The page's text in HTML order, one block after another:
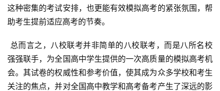
这种密集的考试安排，也更能有效模拟高考的紧张氛围，帮
助考生提前适应高考的节奏。
强强联手，为全国高中学生提供的一次高质量的模拟高考机
会。其试卷的权威性和参考价值，使其成为众多学校和考生
关注的焦点，并对全国高中教学和高考备考产生了深远的影